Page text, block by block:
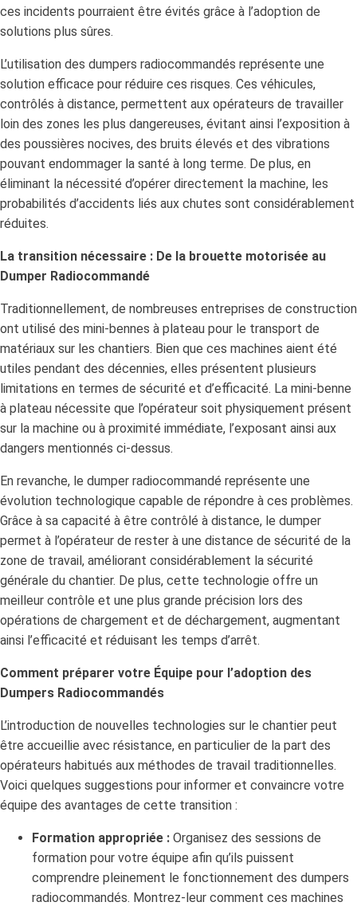
ces incidents pourraient être évités grâce à l’adoption de
solutions plus sûres.
L’utilisation des dumpers radiocommandés représente une
solution efficace pour réduire ces risques. Ces véhicules,
contrôlés à distance, permettent aux opérateurs de travailler
loin des zones les plus dangereuses, évitant ainsi l’exposition à
des poussières nocives, des bruits élevés et des vibrations
pouvant endommager la santé à long terme. De plus, en
éliminant la nécessité d’opérer directement la machine, les
probabilités d’accidents liés aux chutes sont considérablement
réduites.
La transition nécessaire : De la brouette motorisée au
Dumper Radiocommandé
Traditionnellement, de nombreuses entreprises de construction
ont utilisé des mini-bennes à plateau pour le transport de
matériaux sur les chantiers. Bien que ces machines aient été
utiles pendant des décennies, elles présentent plusieurs
limitations en termes de sécurité et d’efficacité. La mini-benne
à plateau nécessite que l’opérateur soit physiquement présent
sur la machine ou à proximité immédiate, l’exposant ainsi aux
dangers mentionnés ci-dessus.
En revanche, le dumper radiocommandé représente une
évolution technologique capable de répondre à ces problèmes.
Grâce à sa capacité à être contrôlé à distance, le dumper
permet à l’opérateur de rester à une distance de sécurité de la
zone de travail, améliorant considérablement la sécurité
générale du chantier. De plus, cette technologie offre un
meilleur contrôle et une plus grande précision lors des
opérations de chargement et de déchargement, augmentant
ainsi l’efficacité et réduisant les temps d’arrêt.
Comment préparer votre Équipe pour l’adoption des
Dumpers Radiocommandés
L’introduction de nouvelles technologies sur le chantier peut
être accueillie avec résistance, en particulier de la part des
opérateurs habitués aux méthodes de travail traditionnelles.
Voici quelques suggestions pour informer et convaincre votre
équipe des avantages de cette transition :
Formation appropriée : Organisez des sessions de
formation pour votre équipe afin qu’ils puissent
comprendre pleinement le fonctionnement des dumpers
radiocommandés. Montrez-leur comment ces machines